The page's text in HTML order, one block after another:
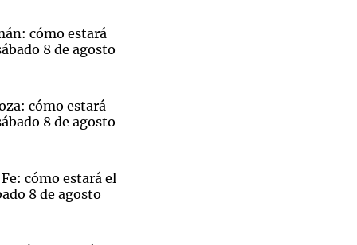
cómo estará
8 de agosto
cómo estará
8 de agosto
cómo estará el
8 de agosto